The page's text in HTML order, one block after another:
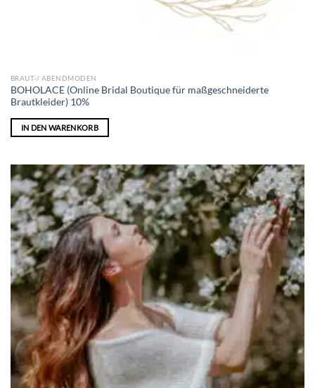
BRAUT-/ ABENDMODEN
BOHOLACE (Online Bridal Boutique für maßgeschneiderte
Brautkleider) 10%
IN DEN WARENKORB